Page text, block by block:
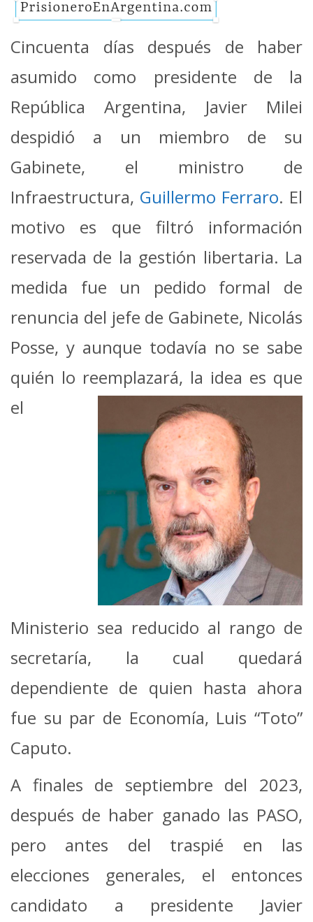
Cincuenta días después de haber
asumido como presidente de la
República Argentina, Javier Milei
despidió a un miembro de su
Gabinete, el ministro de
Infraestructura, Guillermo Ferraro. El
motivo es que filtró información
reservada de la gestión libertaria. La
medida fue un pedido formal de
renuncia del jefe de Gabinete, Nicolás
Posse, y aunque todavía no se sabe
quién lo reemplazará, la idea es que
el
Ministerio sea reducido al rango de
secretaría, la cual quedará
dependiente de quien hasta ahora
fue su par de Economía, Luis “Toto”
Caputo.
A finales de septiembre del 2023,
después de haber ganado las PASO,
pero antes del traspié en las
elecciones generales, el entonces
candidato a presidente Javier